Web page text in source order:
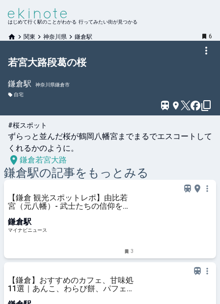
はじめて行く駅のことがわかる 行ってみたい街が見つかる
関東 神奈川県 鎌倉駅 6
若宮大路段葛の桜
鎌倉駅
神奈川県鎌倉市
自宅
#桜スポット
ずらっと並んだ桜が鶴岡八幡宮までまるでエスコートして
くれるかのように。
鎌倉若宮大路
鎌倉駅の記事をもっとみる
【鎌倉 観光スポットレポ】由比若
宮（元八幡）- 武士たちの信仰を集
鎌倉駅
マイナビニュース
3
【鎌倉】おすすめのカフェ、甘味処
11選｜あんこ、わらび餅、パフェ